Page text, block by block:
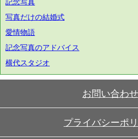
記念写真
写真だけの結婚式
愛情物語
記念写真のアドバイス
横代スタジオ
お問い合わせ
プライバシーポ